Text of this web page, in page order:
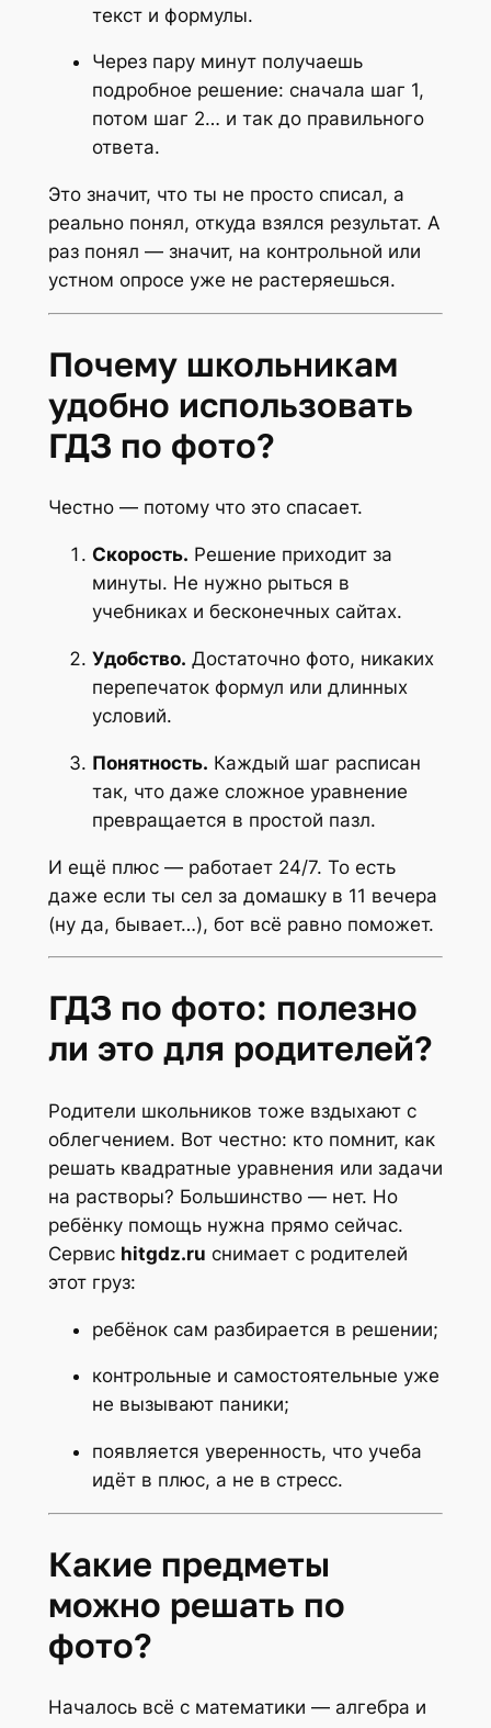
текст и формулы.
Через пару минут получаешь
подробное решение: сначала шаг 1,
потом шаг 2… и так до правильного
ответа.
Это значит, что ты не просто списал, а
реально понял, откуда взялся результат. А
раз понял — значит, на контрольной или
устном опросе уже не растеряешься.
Почему школьникам
удобно использовать
ГДЗ по фото?
Честно — потому что это спасает.
Скорость. Решение приходит за
минуты. Не нужно рыться в
учебниках и бесконечных сайтах.
Удобство. Достаточно фото, никаких
перепечаток формул или длинных
условий.
Понятность. Каждый шаг расписан
так, что даже сложное уравнение
превращается в простой пазл.
И ещё плюс — работает 24/7. То есть
даже если ты сел за домашку в 11 вечера
(ну да, бывает…), бот всё равно поможет.
ГДЗ по фото: полезно
ли это для родителей?
Родители школьников тоже вздыхают с
облегчением. Вот честно: кто помнит, как
решать квадратные уравнения или задачи
на растворы? Большинство — нет. Но
ребёнку помощь нужна прямо сейчас.
Сервис hitgdz.ru снимает с родителей
этот груз:
ребёнок сам разбирается в решении;
контрольные и самостоятельные уже
не вызывают паники;
появляется уверенность, что учеба
идёт в плюс, а не в стресс.
Какие предметы
можно решать по
фото?
Началось всё с математики — алгебра и